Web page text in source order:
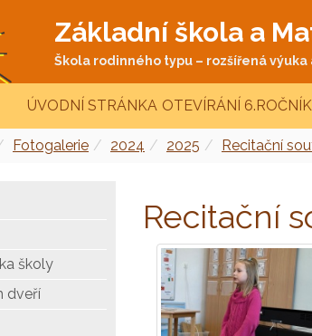
Základní škola a
Škola rodinného typu – rozšířená
ÚVODNÍ STRÁNKA OTEVÍRÁNÍ
Fotogalerie 2024 2025 Recitační
školy
dveří
Recitační